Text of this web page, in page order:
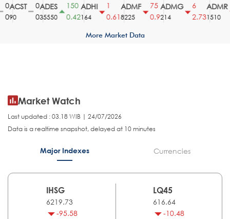
ACST
90
ADES
35550
150
0.42
ADHI
164
0.61
ADMF
8225
75
0.9
ADMG
214
2.73
ADMR
1510
More Market Data
Market Watch
Last updated : 03.18 WIB | 24/07/2026
Data is a realtime snapshot, delayed at 10 minutes
Major Indexes Currencies
IHSG
6219.73
-95.58
LQ45
616.64
-10.48